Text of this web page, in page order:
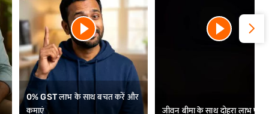
0% GST लाभ के साथ बचत करें और
कमाएं
जीवन बीमा के साथ दोहरा लाभ पाएं